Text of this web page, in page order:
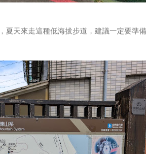
夏天來走這種低海拔步道，建議一定要準